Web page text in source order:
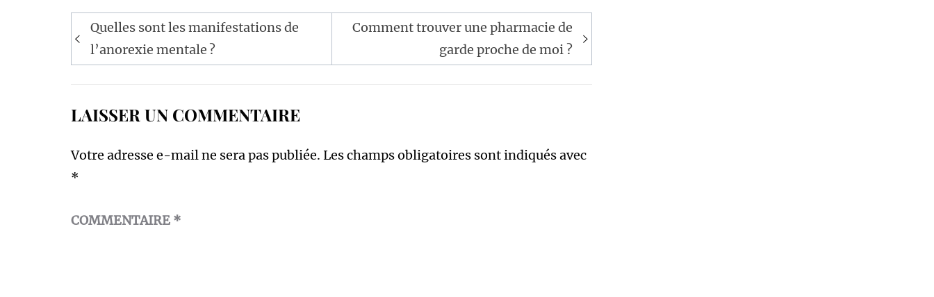
Navigation
de
l’article
Quelles sont les manifestations de
l’anorexie mentale ?
Comment trouver une pharmacie de
garde proche de moi ?
LAISSER UN COMMENTAIRE
Votre adresse e-mail ne sera pas publiée. Les champs obligatoires sont indiqués avec
*
COMMENTAIRE *